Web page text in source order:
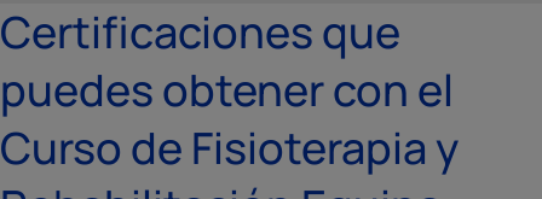
Certificaciones que
puedes obtener con el
Curso de Fisioterapia y